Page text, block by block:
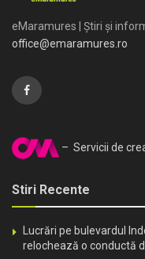
eMaramures | Știri și
office@emaramures.ro
– Servicii de
Stiri Recente
Lucrări pe bulevardul
relochează o conductă